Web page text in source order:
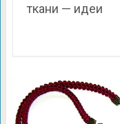
ткани — идеи